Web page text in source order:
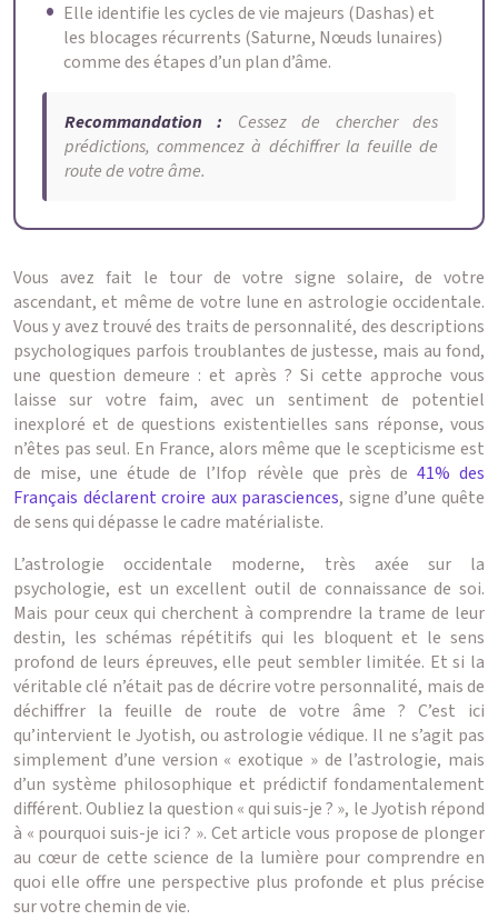
Elle identifie les cycles de vie majeurs (Dashas) et
les blocages récurrents (Saturne, Nœuds lunaires)
comme des étapes d’un plan d’âme.
Recommandation : Cessez de chercher des
prédictions, commencez à déchiffrer la feuille de
route de votre âme.
Vous avez fait le tour de votre signe solaire, de votre
ascendant, et même de votre lune en astrologie occidentale.
Vous y avez trouvé des traits de personnalité, des descriptions
psychologiques parfois troublantes de justesse, mais au fond,
une question demeure : et après ? Si cette approche vous
laisse sur votre faim, avec un sentiment de potentiel
inexploré et de questions existentielles sans réponse, vous
n’êtes pas seul. En France, alors même que le scepticisme est
de mise, une étude de l’Ifop révèle que près de 41% des
Français déclarent croire aux parasciences, signe d’une quête
de sens qui dépasse le cadre matérialiste.
L’astrologie occidentale moderne, très axée sur la
psychologie, est un excellent outil de connaissance de soi.
Mais pour ceux qui cherchent à comprendre la trame de leur
destin, les schémas répétitifs qui les bloquent et le sens
profond de leurs épreuves, elle peut sembler limitée. Et si la
véritable clé n’était pas de décrire votre personnalité, mais de
déchiffrer la feuille de route de votre âme ? C’est ici
qu’intervient le Jyotish, ou astrologie védique. Il ne s’agit pas
simplement d’une version « exotique » de l’astrologie, mais
d’un système philosophique et prédictif fondamentalement
différent. Oubliez la question « qui suis-je ? », le Jyotish répond
à « pourquoi suis-je ici ? ». Cet article vous propose de plonger
au cœur de cette science de la lumière pour comprendre en
quoi elle offre une perspective plus profonde et plus précise
sur votre chemin de vie.